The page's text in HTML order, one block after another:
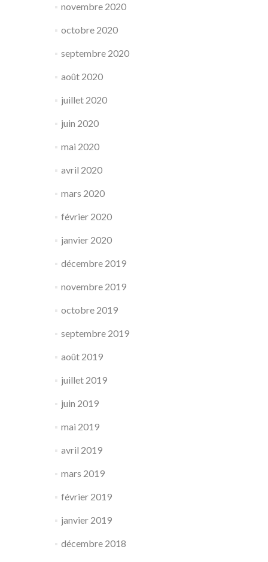
novembre 2020
octobre 2020
septembre 2020
août 2020
juillet 2020
juin 2020
mai 2020
avril 2020
mars 2020
février 2020
janvier 2020
décembre 2019
novembre 2019
octobre 2019
septembre 2019
août 2019
juillet 2019
juin 2019
mai 2019
avril 2019
mars 2019
février 2019
janvier 2019
décembre 2018